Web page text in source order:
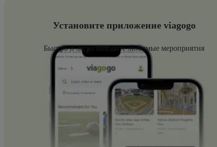
Установите приложение viagogo
Быстро и легко находите любимые мероприятия